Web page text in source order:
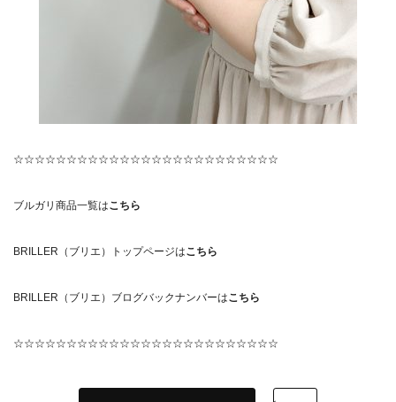
☆☆☆☆☆☆☆☆☆☆☆☆☆☆☆☆☆☆☆☆☆☆☆☆☆
ブルガリ商品一覧はこちら
BRILLER（ブリエ）トップページはこちら
BRILLER（ブリエ）ブログバックナンバーはこちら
☆☆☆☆☆☆☆☆☆☆☆☆☆☆☆☆☆☆☆☆☆☆☆☆☆